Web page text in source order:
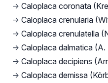
→ Caloplaca coronata
→ Caloplaca crenularia
→ Caloplaca crenulatella
→ Caloplaca dalmatica (A.
→ Caloplaca decipiens
→ Caloplaca demissa